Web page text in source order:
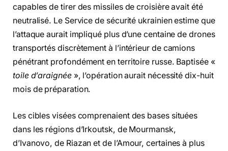
capables de tirer des missiles de croisière avait été
neutralisé. Le Service de sécurité ukrainien estime que
l’attaque aurait impliqué plus d’une centaine de drones
transportés discrètement à l’intérieur de camions
pénétrant profondément en territoire russe. Baptisée «
toile d’araignée», l’opération aurait nécessité dix-huit
mois de préparation.
Les cibles visées comprenaient des bases situées
dans les régions d’Irkoutsk, de Mourmansk,
d’Ivanovo, de Riazan et de l’Amour, certaines à plus